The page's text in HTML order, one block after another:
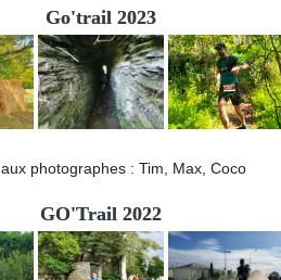
Go'trail 2023
aux photographes : Tim, Max, Coco
GO'Trail 2022